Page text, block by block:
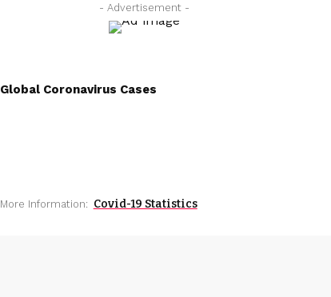
- Advertisement -
Global Coronavirus Cases
More Information: Covid-19 Statistics